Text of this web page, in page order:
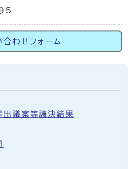
合わせフォーム
出議案等議決結果